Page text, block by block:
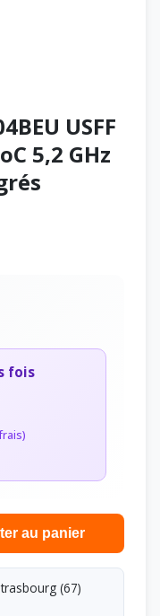
USFF
5,2 GHz
fois
au panier
(67)